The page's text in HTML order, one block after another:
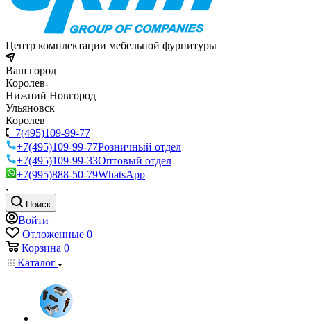
Центр комплектации мебельной фурнитуры
Ваш город
Королев
Нижний Новгород
Ульяновск
Королев
+7(495)109-99-77
+7(495)109-99-77Розничный отдел
+7(495)109-99-33Оптовый отдел
+7(995)888-50-79WhatsApp
Поиск
Войти
Отложенные 0
Корзина 0
Каталог